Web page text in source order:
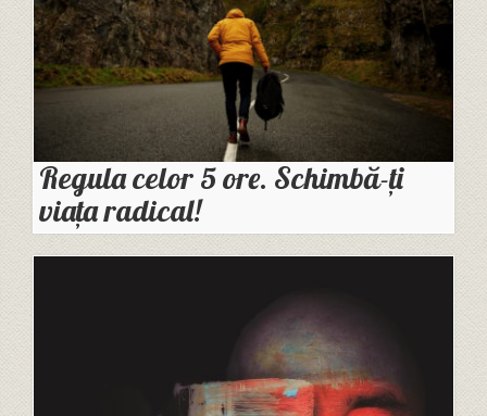
Regula celor 5 ore. Schimbă-ți
viața radical!